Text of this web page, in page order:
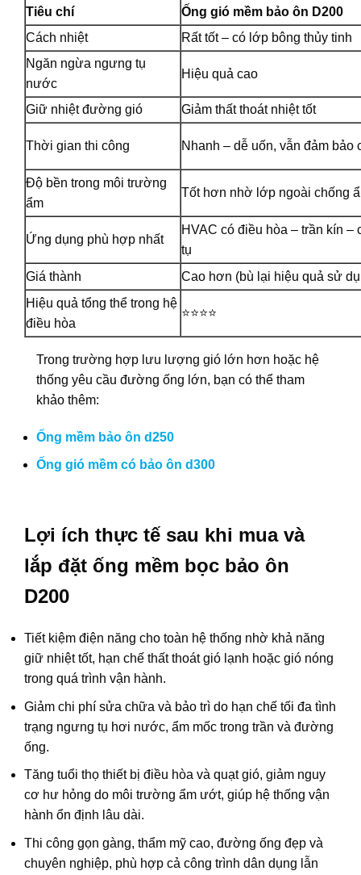
Tiêu chí
Ống gió mềm bảo ôn D200
Cách nhiệt
Rất tốt – có lớp bông thủy tinh
Ngăn ngừa ngưng tụ
nước
Hiệu quả cao
Giữ nhiệt đường gió Giảm thất thoát nhiệt tốt
Thời gian thi công Nhanh – dễ uốn, vẫn đảm bảo
Độ bền trong môi trường
ẩm
Tốt hơn nhờ lớp ngoài chống
Ứng dụng phù hợp nhất
HVAC có điều hòa – trần kín –
tụ
Giá thành
Cao hơn (bù lại hiệu quả sử
Hiệu quả tổng thể trong hệ
điều hòa
⭐⭐⭐⭐
Trong trường hợp lưu lượng gió lớn hơn hoặc hệ
thống yêu cầu đường ống lớn, bạn có thể tham
khảo thêm:
Ống mềm bảo ôn d250
Ống gió mềm có bảo ôn d300
Lợi ích thực tế sau khi mua và
lắp đặt ống mềm bọc bảo ôn
D200
Tiết kiệm điện năng cho toàn hệ thống nhờ khả năng
giữ nhiệt tốt, hạn chế thất thoát gió lạnh hoặc gió nóng
trong quá trình vận hành.
Giảm chi phí sửa chữa và bảo trì do hạn chế tối đa tình
trạng ngưng tụ hơi nước, ẩm mốc trong trần và đường
ống.
Tăng tuổi thọ thiết bị điều hòa và quạt gió, giảm nguy
cơ hư hỏng do môi trường ẩm ướt, giúp hệ thống vận
hành ổn định lâu dài.
Thi công gọn gàng, thẩm mỹ cao, đường ống đẹp và
chuyên nghiệp, phù hợp cả công trình dân dụng lẫn